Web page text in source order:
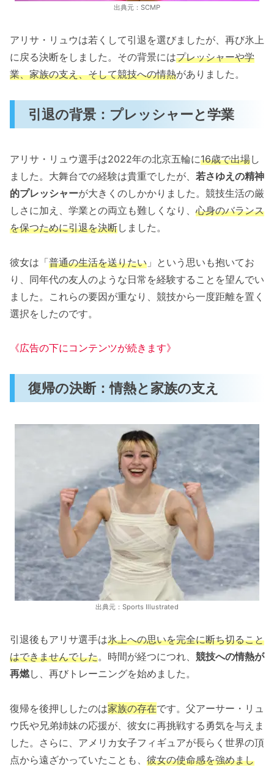
出典元：SCMP
アリサ・リュウは若くして引退を選びましたが、再び氷上
に戻る決断をしました。その背景にはプレッシャーや学
業、家族の支え、そして競技への情熱がありました。
引退の背景：プレッシャーと学業
アリサ・リュウ選手は2022年の北京五輪に16歳で出場し
ました。大舞台での経験は貴重でしたが、 若さゆえの精神
的プレッシャーが大きくのしかかりました。競技生活の厳
しさに加え、学業との両立も難しくなり、 心身のバランス
を保つために引退を決断しました。
彼女は「普通の生活を送りたい 」という思いも抱いてお
り、同年代の友人のような日常を経験することを望んでい
ました。これらの要因が重なり、競技から一度距離を置く
選択をしたのです。
《広告の下にコンテンツが続きます》
復帰の決断：情熱と家族の支え
出典元：Sports Illustrated
引退後もアリサ選手は氷上への思いを完全に断ち切ること
はできませんでした。時間が経つにつれ、 競技への情熱が
再燃し、再びトレーニングを始めました。
復帰を後押ししたのは家族の存在です。父アーサー・リュ
ウ氏や兄弟姉妹の応援が、彼女に再挑戦する勇気を与えま
した。さらに、アメリカ女子フィギュアが長らく世界の頂
点から遠ざかっていたことも、 彼女の使命感を強めまし